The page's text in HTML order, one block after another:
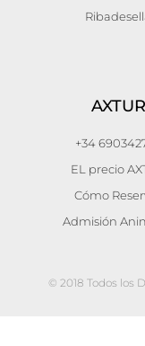
AXTUR
+34
EL precio
Cómo
Admisión
© 2018 Todos los